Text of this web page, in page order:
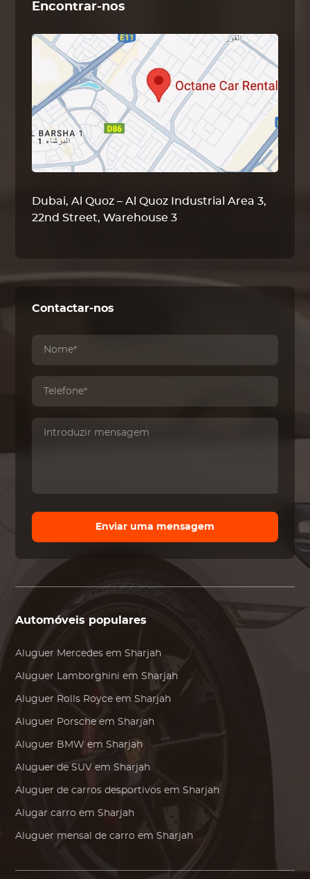
Encontrar-nos
Dubai, Al Quoz – Al Quoz Industrial Area 3,
22nd Street, Warehouse 3
Contactar-nos
Enviar uma mensagem
Automóveis populares
Aluguer Mercedes em Sharjah
Aluguer Lamborghini em Sharjah
Aluguer Rolls Royce em Sharjah
Aluguer Porsche em Sharjah
Aluguer BMW em Sharjah
Aluguer de SUV em Sharjah
Aluguer de carros desportivos em Sharjah
Alugar carro em Sharjah
Aluguer mensal de carro em Sharjah